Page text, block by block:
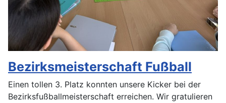
Bezirksmeisterschaft Fußball
Einen tollen 3. Platz konnten unsere Kicker bei der
Bezirksfußballmeisterschaft erreichen. Wir gratulieren